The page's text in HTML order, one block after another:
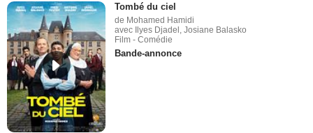
Tombé du ciel
de Mohamed Hamidi
avec Ilyes Djadel, Josiane Balasko
Film - Comédie
Bande-annonce